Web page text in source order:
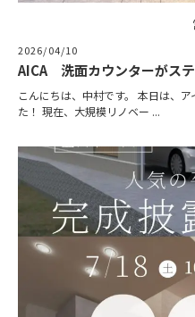
2026/04/10
AICA 洗面カウンターがステ
こんにちは、中村です。 本日は、
た！ 現在、大規模リノベー ...